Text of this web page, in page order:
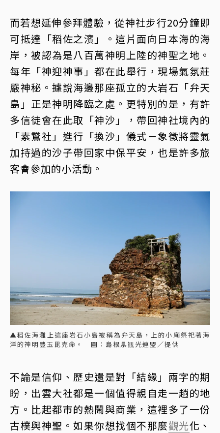
而若想延伸參拜體驗，從神社步行20分鐘即
可抵達「稻佐之濱」。這片面向日本海的海
岸，被認為是八百萬神明上陸的神聖之地。
每年「神迎神事」都在此舉行，現場氣氛莊
嚴神秘。據說海邊那座孤立的大岩石「弁天
島」正是神明降臨之處。更特別的是，有許
多信徒會在此取「神沙」，帶回神社境內的
「素鵞社」進行「換沙」儀式－象徵將靈氣
加持過的沙子帶回家中保平安，也是許多旅
客會參加的小活動。
▲稻佐海灘上這座岩石小島被稱為弁天島，上的小廟祭祀著海
洋的神明豊玉毘売命。 圖：島根県観光連盟／提供
不論是信仰、歷史還是對「結緣」兩字的期
盼，出雲大社都是一個值得親自走一趟的地
方。比起都市的熱鬧與商業，這裡多了一份
古樸與神聖。如果你想找個不那麼觀光化、